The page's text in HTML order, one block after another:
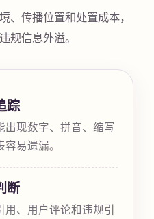
、传播位置和处置成本，
规信息外溢。
踪
出现数字、拼音、缩写
易遗漏。
断
用、用户评论和违规引